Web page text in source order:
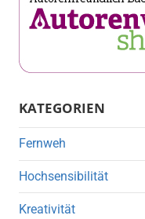
KATEGORIEN
Fernweh
Hochsensibilität
Kreativität